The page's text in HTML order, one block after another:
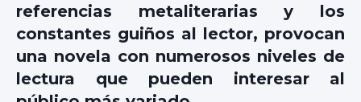
referencias metaliterarias y los
constantes guiños al lector, provocan
una novela con numerosos niveles de
lectura que pueden interesar al